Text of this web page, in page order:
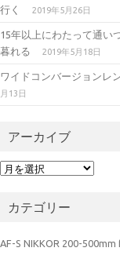
行く
2019年5月26日
15年以上にわたって通い
暮れる
2019年5月18日
ワイドコンバージョンレ
月13日
アーカイブ
ア
イカテゴリー
AF-S NIKKOR 200-500mm